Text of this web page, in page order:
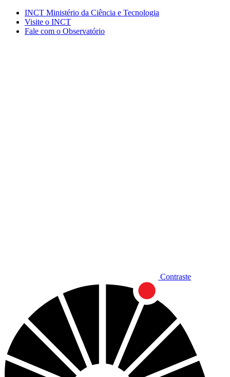
Conteúdo principal Menu principal Rodapé
INCT Ministério da Ciência e Tecnologia
Visite o INCT
Fale com o Observatório
Contraste